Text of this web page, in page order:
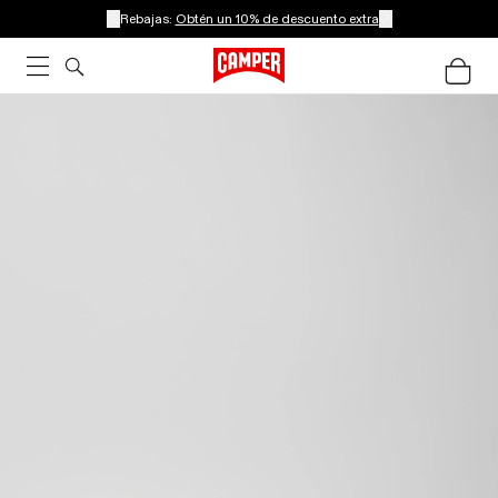
Rebajas: Obtén un 10% de descuento extra